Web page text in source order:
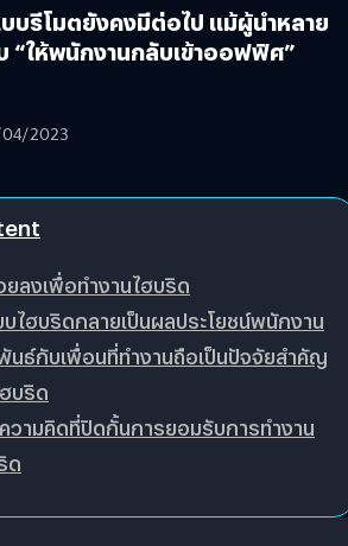
บบรีโมตยังคงมีต่อไป แม้ผู้นำหลาย
“ให้พนักงานกลับเข้าออฟฟิศ”
2023
ลงเพื่อทำงานไฮบริด
ไฮบริดกลายเป็นผลประโยชน์พนักงาน
นธ์กับเพื่อนที่ทำงานถือเป็นปัจจัยสำคัญ
บริด
วามคิดที่ปิดกั้นการยอมรับการทำงาน
ด